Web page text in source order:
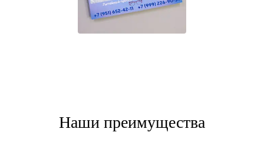
Наши преимущества